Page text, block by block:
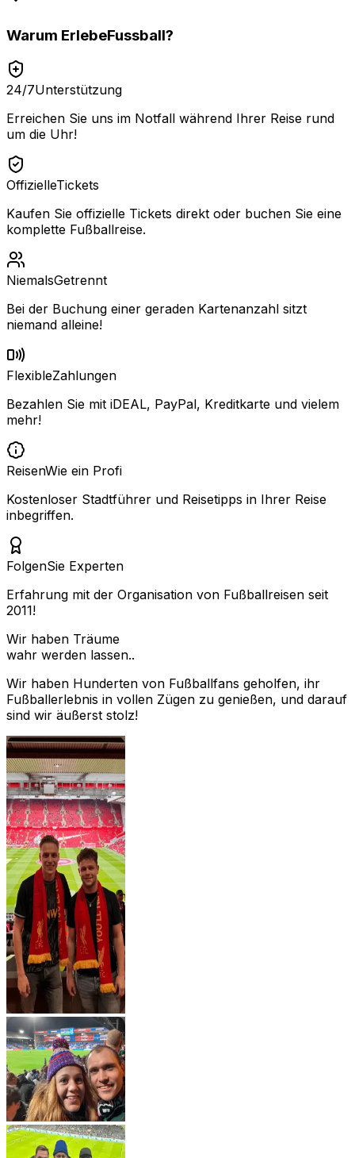
Warum ErlebeFussball?
24/7Unterstützung
Erreichen Sie uns im Notfall während Ihrer Reise rund
um die Uhr!
OffizielleTickets
Kaufen Sie offizielle Tickets direkt oder buchen Sie eine
komplette Fußballreise.
NiemalsGetrennt
Bei der Buchung einer geraden Kartenanzahl sitzt
niemand alleine!
FlexibleZahlungen
Bezahlen Sie mit iDEAL, PayPal, Kreditkarte und vielem
mehr!
ReisenWie ein Profi
Kostenloser Stadtführer und Reisetipps in Ihrer Reise
inbegriffen.
FolgenSie Experten
Erfahrung mit der Organisation von Fußballreisen seit
2011!
Wir haben Träume
wahr werden lassen..
Wir haben Hunderten von Fußballfans geholfen, ihr
Fußballerlebnis in vollen Zügen zu genießen, und darauf
sind wir äußerst stolz!